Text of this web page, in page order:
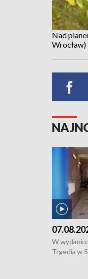
Nad
Wrocław)
W
Trgedia w